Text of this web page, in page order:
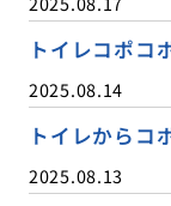
トイレコポコ
2025.08.14
トイレからコ
2025.08.13